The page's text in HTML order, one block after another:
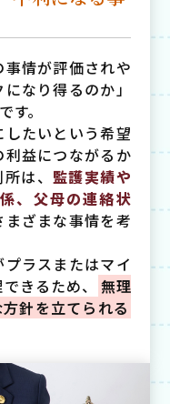
情が評価されや
なり得るのか」
。
たいという希望
益につながるか
は、 監護実績や
、父母の連絡状
まざまな事情を考
ラスまたはマイ
きるため、
無理
針を立てられる